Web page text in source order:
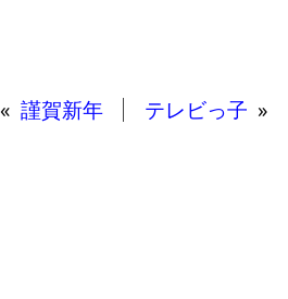
« 謹賀新年 テレビっ子 »